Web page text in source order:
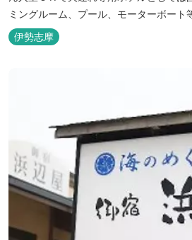
ミングルーム、プール、モーターボート
も充実しています。
伊勢志摩